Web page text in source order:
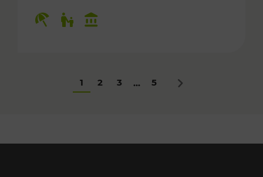
1 2 3 ... 5 Nächstes